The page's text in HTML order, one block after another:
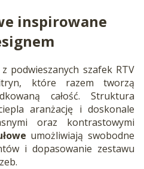
inspirowane
podwieszanych szafek RTV
które razem tworzą
całość. Struktura
aranżację i doskonale
oraz kontrastowymi
umożliwiają swobodne
i dopasowanie zestawu